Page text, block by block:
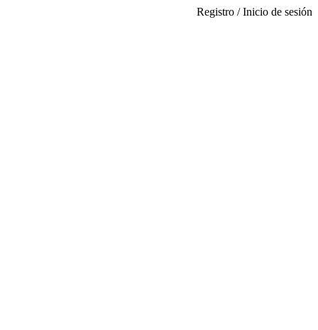
Registro / Inicio de sesión